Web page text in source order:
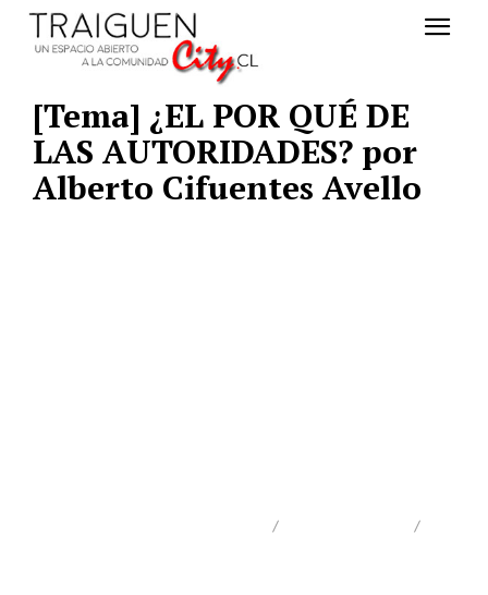
[Tema] ¿EL POR QUÉ DE
LAS AUTORIDADES? por
Alberto Cifuentes Avello